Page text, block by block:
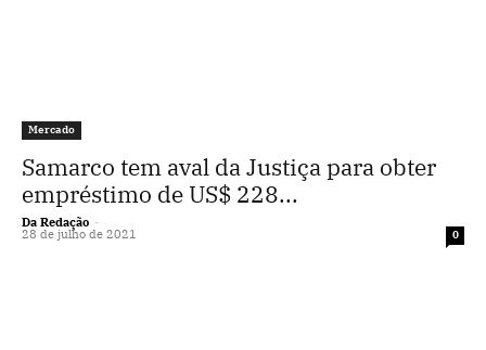
Mercado
Samarco tem aval da Justiça para obter
empréstimo de US$ 228...
Da Redação -
28 de julho de 2021 0